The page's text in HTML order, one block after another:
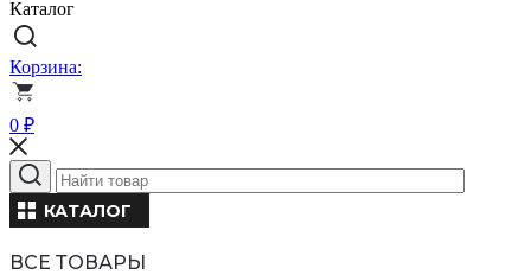
Каталог
Корзина:
0 ₽
КАТАЛОГ
ВСЕ ТОВАРЫ